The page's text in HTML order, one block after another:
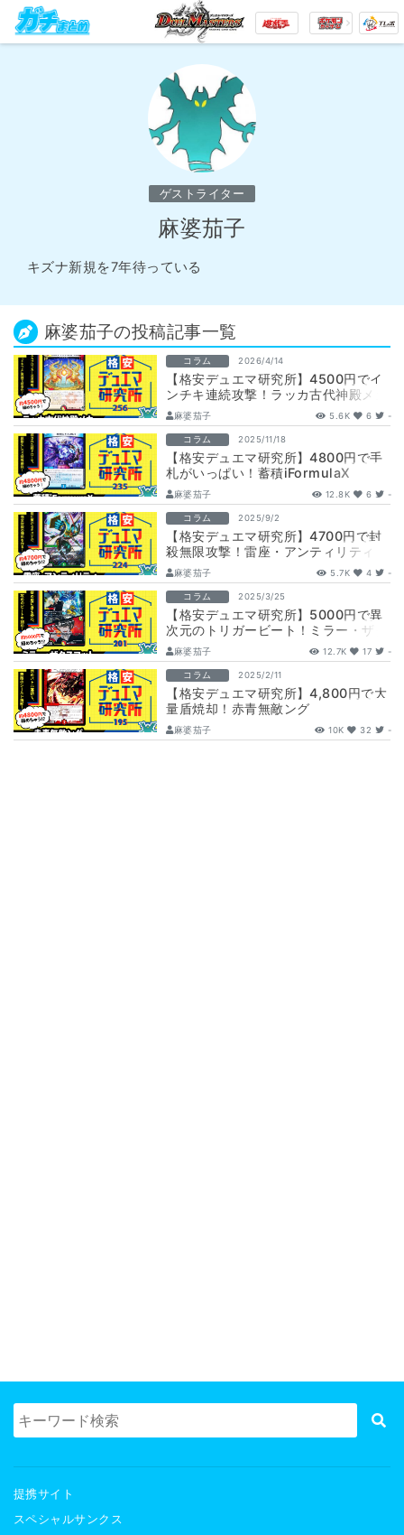
ゲストライター
麻婆茄子
キズナ新規を7年待っている
麻婆茄子の投稿記事一覧
コラム 2026/4/14
【格安デュエマ研究所】4500円でイ
ンチキ連続攻撃！ラッカ古代神殿メカ
麻婆茄子 5.6K 6 -
コラム 2025/11/18
【格安デュエマ研究所】4800円で手
札がいっぱい！蓄積iFormulaX
麻婆茄子 12.8K 6 -
コラム 2025/9/2
【格安デュエマ研究所】4700円で封
殺無限攻撃！雷座・アンティリティ
麻婆茄子 5.7K 4 -
コラム 2025/3/25
【格安デュエマ研究所】5000円で異
次元のトリガービート！ミラー・ザク
スコット
麻婆茄子 12.7K 17 -
コラム 2025/2/11
【格安デュエマ研究所】4,800円で大
量盾焼却！赤青無敵ング
麻婆茄子 10K 32 -
提携サイト
スペシャルサンクス